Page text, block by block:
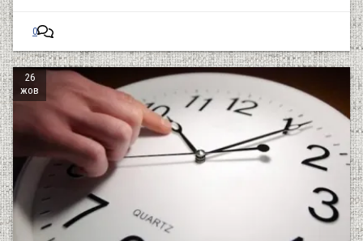
0
26
жов